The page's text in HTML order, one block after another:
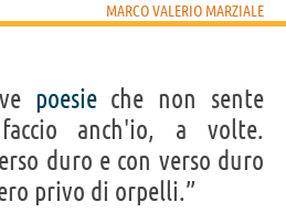
MARCO VALERIO MARZIALE
poesieche non sente
anch'io, a volte.
duro e con verso duro
privo di orpelli.”